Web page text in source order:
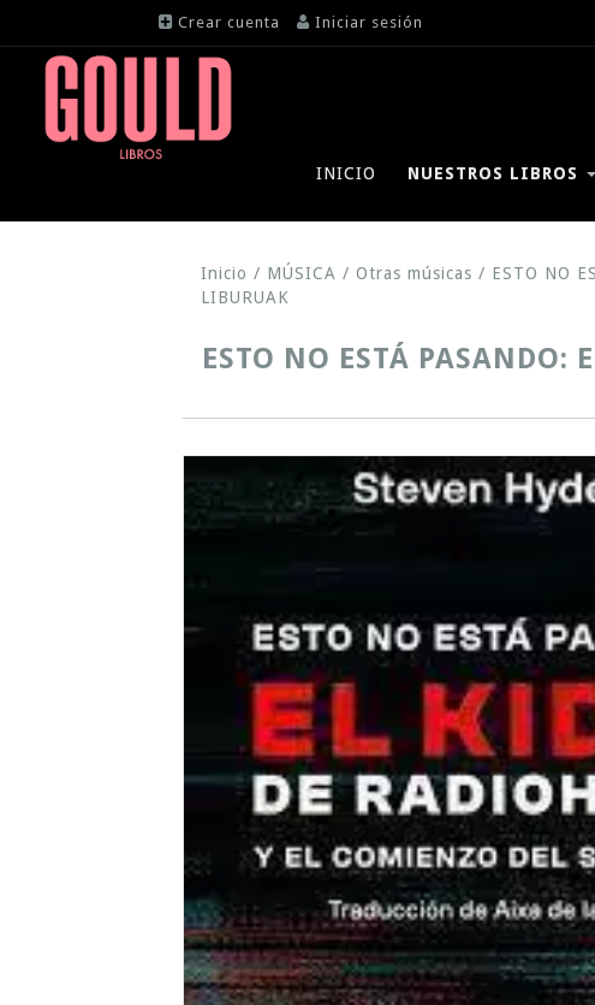
Crear cuenta Iniciar sesión
INICIO NUESTROS LIBROS
Inicio / MÚSICA / Otras músicas / ESTO NO
LIBURUAK
ESTO NO ESTÁ PASANDO: